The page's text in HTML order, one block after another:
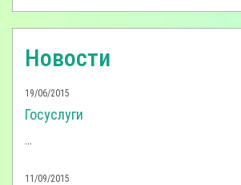
Новости
19/06/2015
Госуслуги
11/09/2015